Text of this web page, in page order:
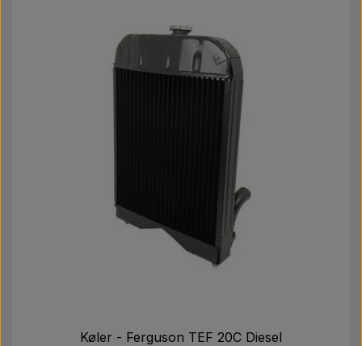
Køler - Ferguson TEF 20C Diesel